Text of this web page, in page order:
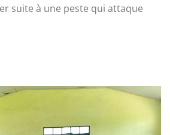
suite à une peste qui attaque